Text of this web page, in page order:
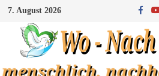
Zum
Inhalt
springen
7. August 2026